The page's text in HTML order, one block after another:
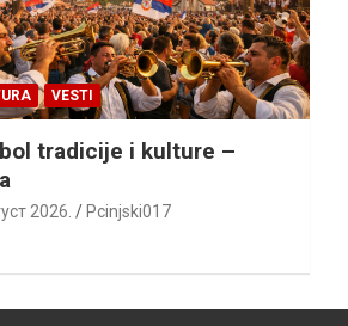
VESTI
tradicije i kulture –
2026. Pcinjski017